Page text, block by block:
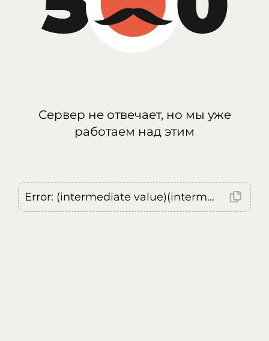
Сервер не отвечает, но мы уже
работаем над этим
Error: (intermediate value)(intermediate value)(intermediate value).replaceAll is not a function